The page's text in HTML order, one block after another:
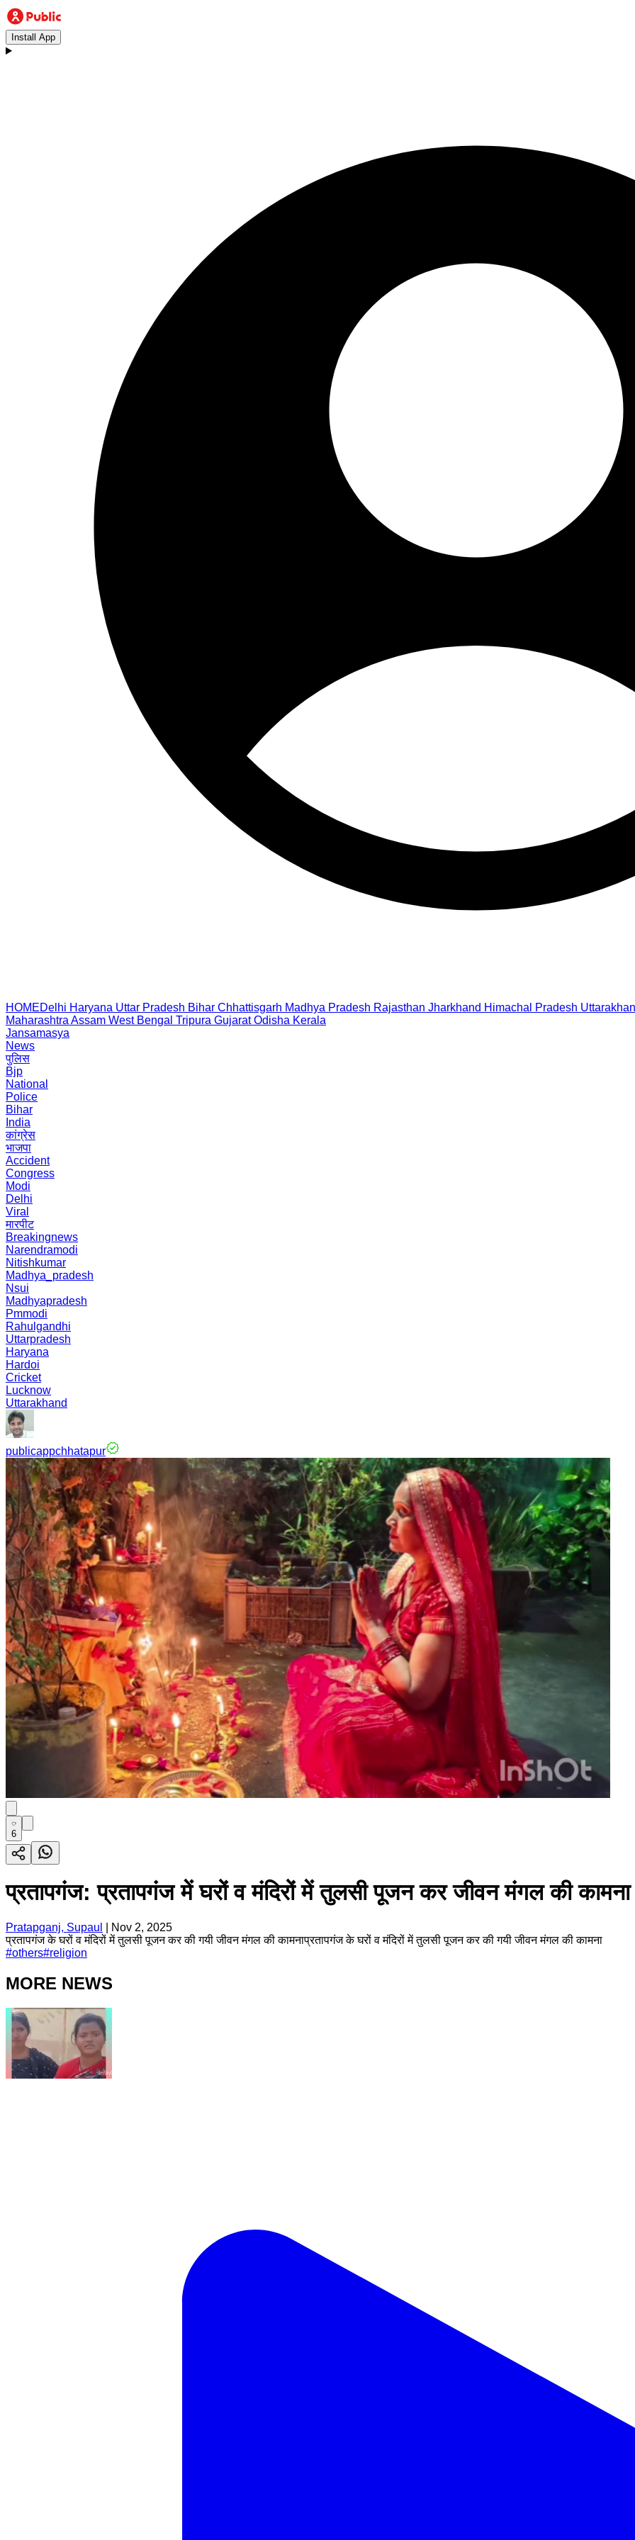
Install App
HOMEDelhi Haryana Uttar Pradesh Bihar Chhattisgarh Madhya Pradesh Rajasthan Jharkhand Himachal Pradesh
Maharashtra Assam West Bengal Tripura Gujarat Odisha Kerala
Jansamasya
News
पुलिस
Bjp
National
Police
Bihar
India
कांग्रेस
भाजपा
Accident
Congress
Modi
Delhi
Viral
मारपीट
Breakingnews
Narendramodi
Nitishkumar
Madhya_pradesh
Nsui
Madhyapradesh
Pmmodi
Rahulgandhi
Uttarpradesh
Haryana
Hardoi
Cricket
Lucknow
Uttarakhand
publicappchhatapur
6
प्रतापगंज: प्रतापगंज में घरों व मंदिरों में तुलसी पूजन कर जीवन मंगल की
Pratapganj, Supaul
Nov 2, 2025
प्रतापगंज के घरों व मंदिरों में तुलसी पूजन कर की गयी जीवन मंगल की कामनाप्रतापगंज के घरों व मंदिरों में तुलसी पूजन कर की गयी जीवन मंगल की कामना
#others#religion
MORE NEWS